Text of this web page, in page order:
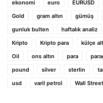
ekonomi
euro EURUSD
Gold
gram altın gümüş
gunluk bulten
haftalık analiz
Kripto
Kripto para külçe
Oil
ons altın para
pound
silver sterlin
usd
varil petrol Wall Street